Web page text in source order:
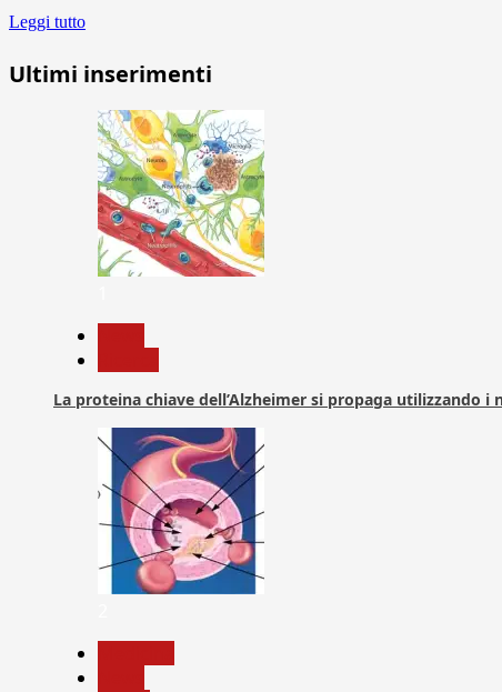
Leggi tutto
Ultimi inserimenti
La proteina chiave dell’Alzheimer si propaga utilizzando i